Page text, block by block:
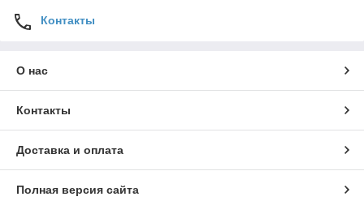
Контакты
О нас
Контакты
Доставка и оплата
Полная версия сайта